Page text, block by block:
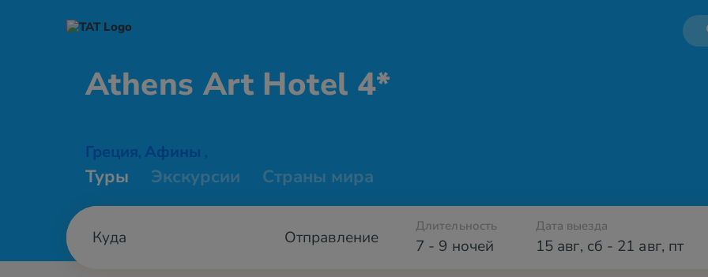
Athens Art Hotel 4*
Греция, Афины ,
Туры Экскурсии Страны мира
Отправление 7 - 9 ночей
Длительность Дата выезда
15 авг, сб - 21 авг, пт